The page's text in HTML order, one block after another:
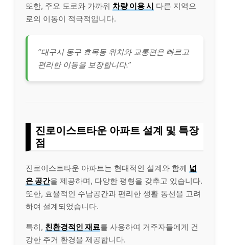
또한, 주요 도로와 가까워 차량 이용 시 다른 지역으
로의 이동이 적극적입니다.
“대구시 동구 효목동 위치와 교통편은 빠르고
편리한 이동을 보장합니다.”
진로이스트타운 아파트 설계 및 특장
점
진로이스트타운 아파트는 현대적인 설계와 함께 넓
은 공간을 제공하며, 다양한 평형을 갖추고 있습니다.
또한, 효율적인 수납공간과 편리한 생활 동선을 고려
하여 설계되었습니다.
특히, 친환경적인 재료를 사용하여 거주자들에게 건
강한 주거 환경을 제공합니다.